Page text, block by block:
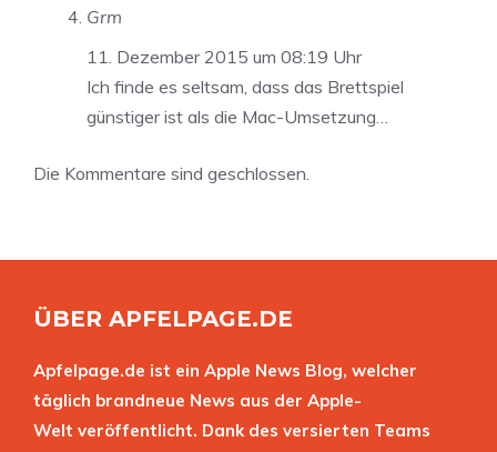
Grm
11. Dezember 2015 um 08:19 Uhr
Ich finde es seltsam, dass das Brettspiel
günstiger ist als die Mac-Umsetzung…
Die Kommentare sind geschlossen.
ÜBER APFELPAGE.DE
Apfelpage.de ist ein Apple News Blog, welcher
täglich brandneue News aus der Apple-
Welt veröffentlicht. Dank des versierten Teams